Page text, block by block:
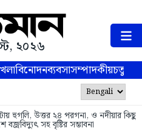
২০২৬
বিনোদনব্যবসাসম্পাদকীয়
হুগলি, উত্তর ২৪ পরগনা, ও নদীয়ার কিছু
বজ্রবিদ্যুৎ সহ বৃষ্টির সম্ভাবনা